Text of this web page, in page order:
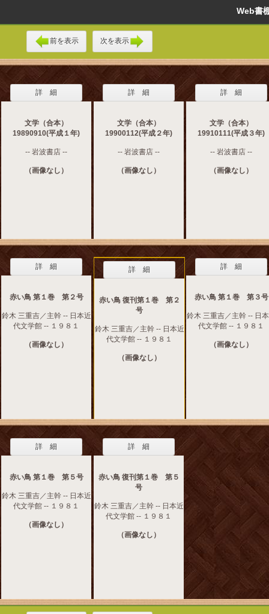
Web
前を表示 次を表示
詳 細
文学（合本）
19890910(平成１年)
-- 岩波書店 --
（画像なし）
詳 細
文学（合本）
19900112(平成２年)
-- 岩波書店 --
（画像なし）
詳 細
文学（合本）
19910111(平成３年)
-- 岩波書店 --
（画像なし）
詳 細
赤い鳥 第１巻 第２号
鈴木 三重吉／主幹 -- 日本近
代文学館 -- １９８１
（画像なし）
詳 細
赤い鳥 復刊第１巻 第２
号
鈴木 三重吉／主幹 -- 日本近
代文学館 -- １９８１
（画像なし）
詳 細
赤い鳥 第１巻 第３号
鈴木 三重吉／主幹 -- 日
代文学館 -- １９８１
（画像なし）
詳 細
赤い鳥 第１巻 第５号
鈴木 三重吉／主幹 -- 日本近
代文学館 -- １９８１
（画像なし）
詳 細
赤い鳥 復刊第１巻 第５
号
鈴木 三重吉／主幹 -- 日本近
代文学館 -- １９８１
（画像なし）